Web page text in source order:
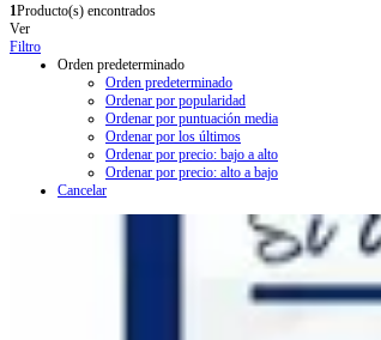
1Producto(s) encontrados
Ver
Filtro
Orden predeterminado
Orden predeterminado
Ordenar por popularidad
Ordenar por puntuación media
Ordenar por los últimos
Ordenar por precio: bajo a alto
Ordenar por precio: alto a bajo
Cancelar